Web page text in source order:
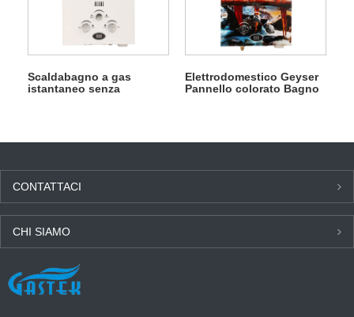
Scaldabagno a gas
istantaneo senza
Elettrodomestico Geyser
Pannello colorato Bagno
CONTATTACI
CHI SIAMO
ULTIME NOTIZIE